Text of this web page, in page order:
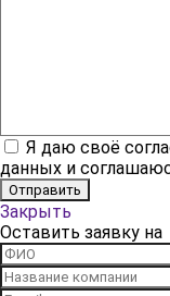
Я даю своё
данных и
Закрыть
Оставить заявку на